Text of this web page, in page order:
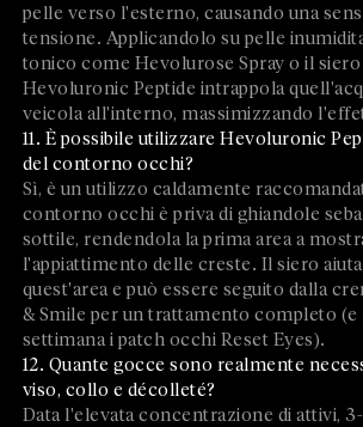
pelle verso l'esterno, causando una
tensione. Applicandolo su pelle
tonico come Hevolurose Spray o il
Hevoluronic Peptide intrappola
veicola all'interno, massimizzando
11. È possibile utilizzare Hevoluronic
del contorno occhi?
Sì, è un utilizzo caldamente
contorno occhi è priva di ghiandole
sottile, rendendola la prima area a
l'appiattimento delle creste. Il siero
quest'area e può essere seguito dalla
& Smile per un trattamento completo (e
settimana i patch occhi Reset Eyes).
12. Quante gocce sono realmente
viso, collo e décolleté?
Data l'elevata concentrazione di attivi,